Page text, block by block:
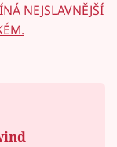
NEJSLAVNĚJŠÍ